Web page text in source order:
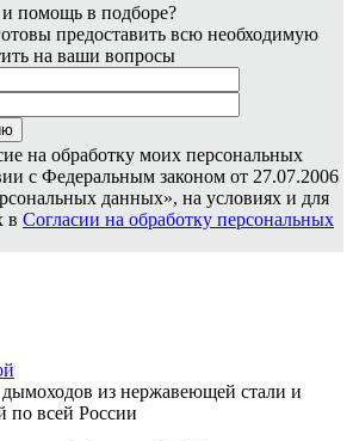
помощь в подборе?
предоставить всю необходимую
на ваши вопросы
на обработку моих персональных
с Федеральным законом от 27.07.2006
данных», на условиях и для
в Согласии на обработку персональных
из нержавеющей стали и
по всей России